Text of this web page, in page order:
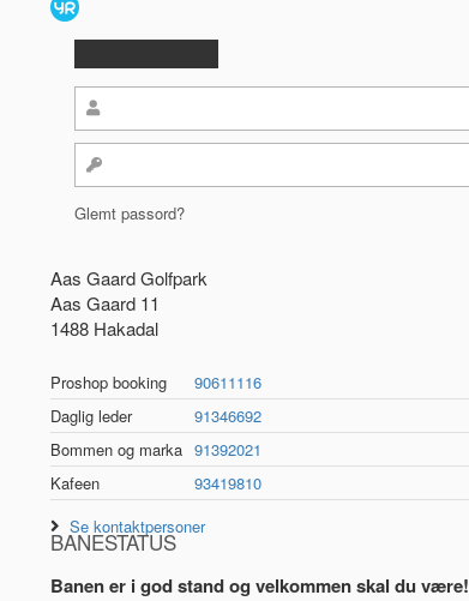
Glemt passord?
Aas Gaard Golfpark
Aas Gaard 11
1488 Hakadal
Proshop booking
90611116
Daglig leder
91346692
Bommen og marka 91392021
Kafeen
93419810
Se kontaktpersoner
BANESTATUS
Banen er i god stand og velkommen skal du være!